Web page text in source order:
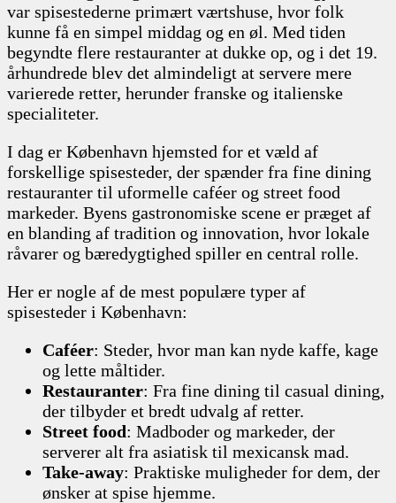
var spisestederne primært værtshuse, hvor folk
kunne få en simpel middag og en øl. Med tiden
begyndte flere restauranter at dukke op, og i det 19.
århundrede blev det almindeligt at servere mere
varierede retter, herunder franske og italienske
specialiteter.
I dag er København hjemsted for et væld af
forskellige spisesteder, der spænder fra fine dining
restauranter til uformelle caféer og street food
markeder. Byens gastronomiske scene er præget af
en blanding af tradition og innovation, hvor lokale
råvarer og bæredygtighed spiller en central rolle.
Her er nogle af de mest populære typer af
spisesteder i København:
Caféer: Steder, hvor man kan nyde kaffe, kage
og lette måltider.
Restauranter: Fra fine dining til casual dining,
der tilbyder et bredt udvalg af retter.
Street food: Madboder og markeder, der
serverer alt fra asiatisk til mexicansk mad.
Take-away: Praktiske muligheder for dem, der
ønsker at spise hjemme.